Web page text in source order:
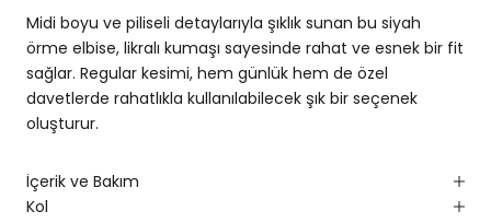
Midi boyu ve piliseli detaylarıyla şıklık sunan bu siyah
örme elbise, likralı kumaşı sayesinde rahat ve esnek bir fit
sağlar. Regular kesimi, hem günlük hem de özel
davetlerde rahatlıkla kullanılabilecek şık bir seçenek
oluşturur.
İçerik ve Bakım
Kol